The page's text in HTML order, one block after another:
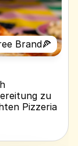
Brand🍕
zu
Pizzeria